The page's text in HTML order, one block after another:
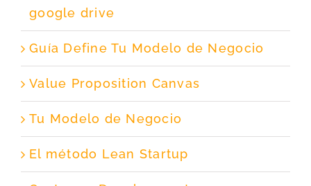
google drive
Guía Define Tu Modelo de Negocio
Value Proposition Canvas
Tu Modelo de Negocio
El método Lean Startup